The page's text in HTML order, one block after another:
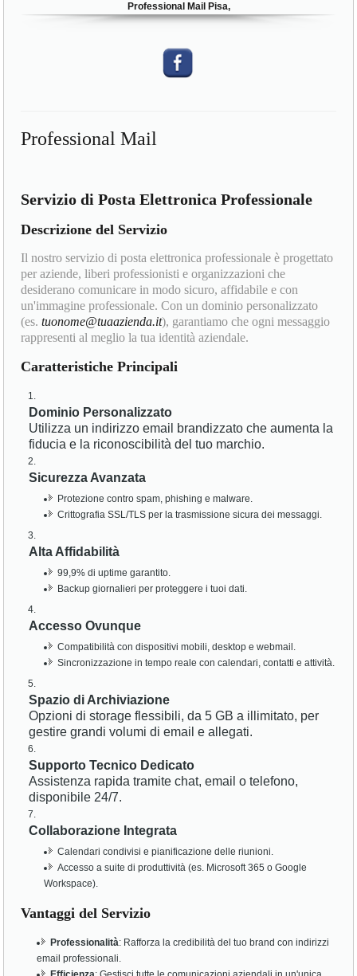
Professional Mail Pisa,
Professional Mail
Servizio di Posta Elettronica Professionale
Descrizione del Servizio
Il nostro servizio di posta elettronica professionale è progettato
per aziende, liberi professionisti e organizzazioni che
desiderano comunicare in modo sicuro, affidabile e con
un'immagine professionale. Con un dominio personalizzato
(es.tuonome@tuaazienda.it), garantiamo che ogni messaggio
rappresenti al meglio la tua identità aziendale.
Caratteristiche Principali
Dominio Personalizzato
Utilizza un indirizzo email brandizzato che aumenta la
fiducia e la riconoscibilità del tuo marchio.
Sicurezza Avanzata
Protezione contro spam, phishing e malware.
Crittografia SSL/TLS per la trasmissione sicura dei messaggi.
Alta Affidabilità
99,9% di uptime garantito.
Backup giornalieri per proteggere i tuoi dati.
Accesso Ovunque
Compatibilità con dispositivi mobili, desktop e webmail.
Sincronizzazione in tempo reale con calendari, contatti e attività.
Spazio di Archiviazione
Opzioni di storage flessibili, da 5 GB a illimitato, per
gestire grandi volumi di email e allegati.
Supporto Tecnico Dedicato
Assistenza rapida tramite chat, email o telefono,
disponibile 24/7.
Collaborazione Integrata
Calendari condivisi e pianificazione delle riunioni.
Accesso a suite di produttività (es. Microsoft 365 o Google
Workspace).
Vantaggi del Servizio
Professionalità: Rafforza la credibilità del tuo brand con indirizzi
email professionali.